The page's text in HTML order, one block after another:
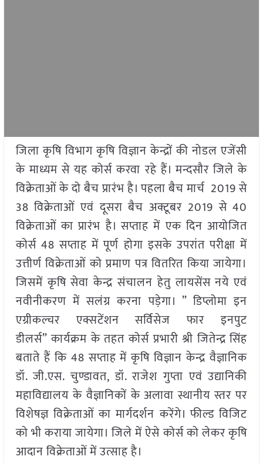
जिला कृषि विभाग कृषि विज्ञान केन्द्रों की नोडल एजेंसी
के माध्यम से यह कोर्स करवा रहे हैं। मन्दसौर जिले के
विक्रेताओं के दो बैच प्रारंभ है। पहला बैच मार्च 2019 से
38 विक्रेताओं एवं दूसरा बैच अक्टूबर 2019 से 40
विक्रेताओं का प्रारंभ है। सप्ताह में एक दिन आयोजित
कोर्स 48 सप्ताह में पूर्ण होगा इसके उपरांत परीक्षा में
उत्तीर्ण विक्रेताओं को प्रमाण पत्र वितरित किया जायेगा।
जिसमें कृषि सेवा केन्द्र संचालन हेतु लायसेंस नये एवं
नवीनीकरण में सलंग्र करना पड़ेगा। ” डिप्लोमा इन
एग्रीकल्चर एक्सटेंशन सर्विसेज फार इनपुट
डीलर्स” कार्यक्रम के तहत कोर्स प्रभारी श्री जितेन्द्र सिंह
बताते हैं कि 48 सप्ताह में कृषि विज्ञान केन्द्र वैज्ञानिक
डॉ. जी.एस. चुण्डावत, डॉ. राजेश गुप्ता एवं उद्यानिकी
महाविद्यालय के वैज्ञानिकों के अलावा स्थानीय स्तर पर
विशेषज्ञ विक्रेताओं का मार्गदर्शन करेंगे। फील्ड विजिट
को भी कराया जायेगा। जिले में ऐसे कोर्स को लेकर कृषि
आदान विक्रेताओं में उत्साह है।